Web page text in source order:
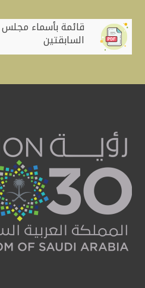
قائمة بأسماء مجلس
السابقتين